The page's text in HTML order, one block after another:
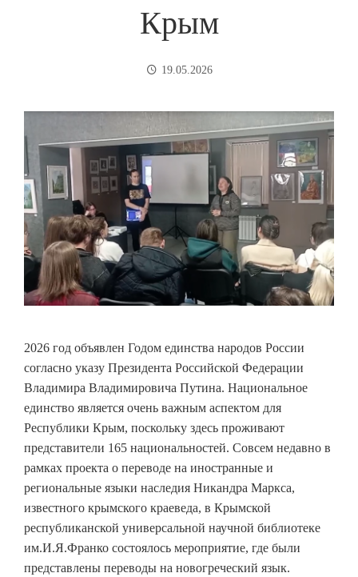
Крым
19.05.2026
2026 год объявлен Годом единства народов России
согласно указу Президента Российской Федерации
Владимира Владимировича Путина. Национальное
единство является очень важным аспектом для
Республики Крым, поскольку здесь проживают
представители 165 национальностей. Совсем недавно в
рамках проекта о переводе на иностранные и
региональные языки наследия Никандра Маркса,
известного крымского краеведа, в Крымской
республиканской универсальной научной библиотеке
им.И.Я.Франко состоялось мероприятие, где были
представлены переводы на новогреческий язык.